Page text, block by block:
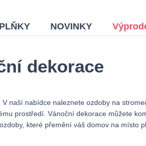
NOVINKY
dekorace
nabídce naleznete ozdoby na
prostředí. Vánoční dekorace můžete
které přemění váš domov na místo